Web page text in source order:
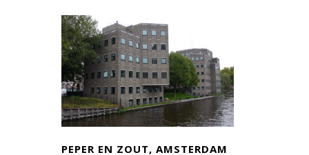
PEPER EN ZOUT, AMSTERDAM